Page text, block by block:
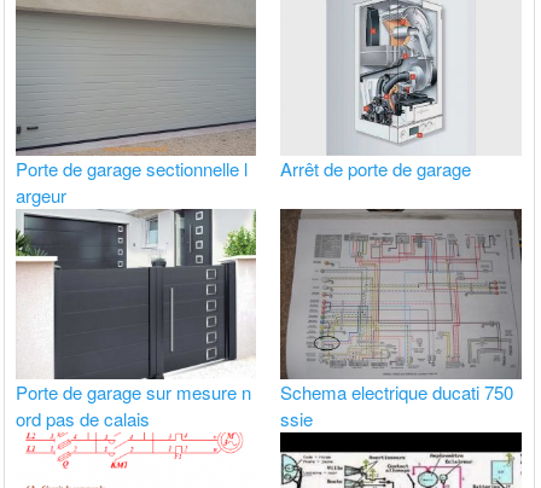
Porte de garage sectionnelle l
argeur
Arrêt de porte de garage
Porte de garage sur mesure n
ord pas de calais
Schema electrique ducati 750
ssie